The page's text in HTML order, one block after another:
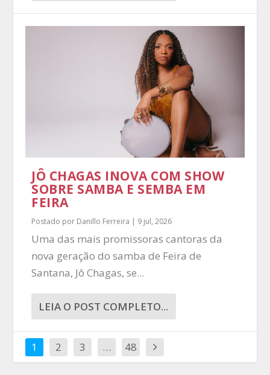
JÔ CHAGAS INOVA COM SHOW
SOBRE SAMBA E SEMBA EM
FEIRA
Postado por Danillo Ferreira | 9 jul, 2026
Uma das mais promissoras cantoras da
nova geração do samba de Feira de
Santana, Jô Chagas, se...
LEIA O POST COMPLETO...
1 2 3 … 48